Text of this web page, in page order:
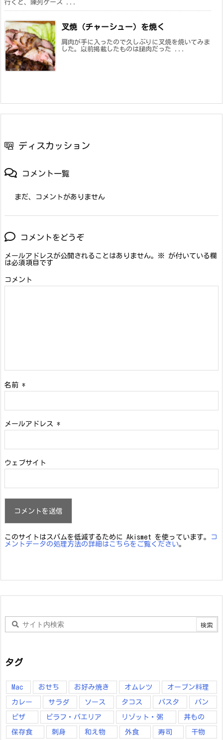
行くと、陳列ケース ...
叉焼（チャーシュー）を焼く
肩肉が手に入ったので久しぶりに叉焼を焼いてみま
した。以前掲載したものは腿肉だった ...
ディスカッション
コメント一覧
まだ、コメントがありません
コメントをどうぞ
メールアドレスが公開されることはありません。 ※ が付いている欄
は必須項目です
コメント
名前 *
メールアドレス *
ウェブサイト
このサイトはスパムを低減するために Akismet を使っています。
コ
メントデータの処理方法の詳細はこちらをご覧ください。
タグ
Mac おせち お好み焼き オムレツ オーブン料理
カレー サラダ ソース タコス パスタ パン
ピザ ピラフ・パエリア リゾット・粥 丼もの
保存食 刺身 和え物 外食 寿司 干物